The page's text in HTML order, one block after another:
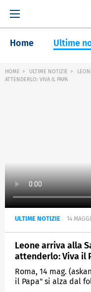
Home Ultime
HOME ULTIME NOTIZIE
ATTENDERLO: VIVA IL PAPA
ULTIME NOTIZIE 14
Leone arriva alla
attenderlo: Viva il
Roma, 14 mag.
il Papa" si alza dal